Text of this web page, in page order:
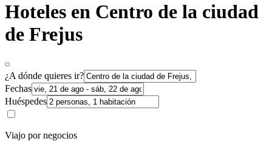
Hoteles en Centro de la ciudad
de Frejus
¿A dónde quieres ir?
Fechas
Huéspedes
Viajo por negocios